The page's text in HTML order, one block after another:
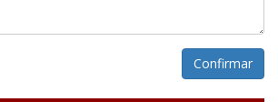
Confirmar